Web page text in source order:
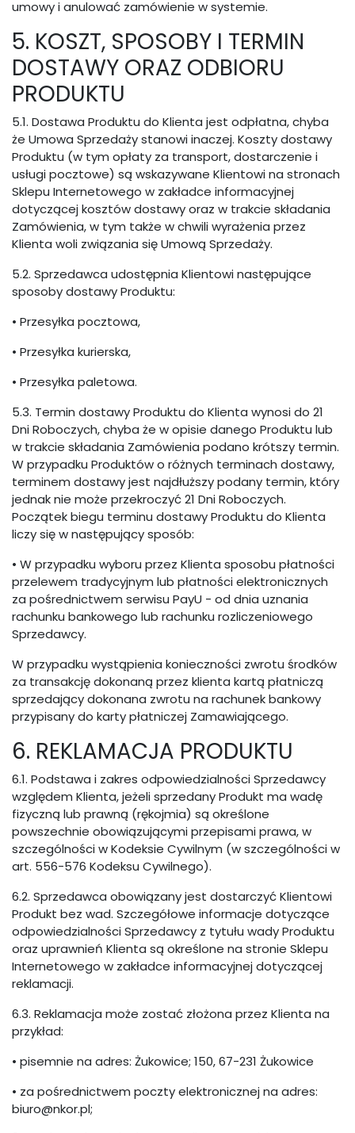
umowy i anulować zamówienie w systemie.
5. KOSZT, SPOSOBY I TERMIN
DOSTAWY ORAZ ODBIORU
PRODUKTU
5.1. Dostawa Produktu do Klienta jest odpłatna, chyba
że Umowa Sprzedaży stanowi inaczej. Koszty dostawy
Produktu (w tym opłaty za transport, dostarczenie i
usługi pocztowe) są wskazywane Klientowi na stronach
Sklepu Internetowego w zakładce informacyjnej
dotyczącej kosztów dostawy oraz w trakcie składania
Zamówienia, w tym także w chwili wyrażenia przez
Klienta woli związania się Umową Sprzedaży.
5.2. Sprzedawca udostępnia Klientowi następujące
sposoby dostawy Produktu:
• Przesyłka pocztowa,
• Przesyłka kurierska,
• Przesyłka paletowa.
5.3. Termin dostawy Produktu do Klienta wynosi do 21
Dni Roboczych, chyba że w opisie danego Produktu lub
w trakcie składania Zamówienia podano krótszy termin.
W przypadku Produktów o różnych terminach dostawy,
terminem dostawy jest najdłuższy podany termin, który
jednak nie może przekroczyć 21 Dni Roboczych.
Początek biegu terminu dostawy Produktu do Klienta
liczy się w następujący sposób:
• W przypadku wyboru przez Klienta sposobu płatności
przelewem tradycyjnym lub płatności elektronicznych
za pośrednictwem serwisu PayU - od dnia uznania
rachunku bankowego lub rachunku rozliczeniowego
Sprzedawcy.
W przypadku wystąpienia konieczności zwrotu środków
za transakcję dokonaną przez klienta kartą płatniczą
sprzedający dokonana zwrotu na rachunek bankowy
przypisany do karty płatniczej Zamawiającego.
6. REKLAMACJA PRODUKTU
6.1. Podstawa i zakres odpowiedzialności Sprzedawcy
względem Klienta, jeżeli sprzedany Produkt ma wadę
fizyczną lub prawną (rękojmia) są określone
powszechnie obowiązującymi przepisami prawa, w
szczególności w Kodeksie Cywilnym (w szczególności w
art. 556-576 Kodeksu Cywilnego).
6.2. Sprzedawca obowiązany jest dostarczyć Klientowi
Produkt bez wad. Szczegółowe informacje dotyczące
odpowiedzialności Sprzedawcy z tytułu wady Produktu
oraz uprawnień Klienta są określone na stronie Sklepu
Internetowego w zakładce informacyjnej dotyczącej
reklamacji.
6.3. Reklamacja może zostać złożona przez Klienta na
przykład:
• pisemnie na adres: Żukowice; 150, 67-231 Żukowice
• za pośrednictwem poczty elektronicznej na adres:
biuro@nkor.pl;